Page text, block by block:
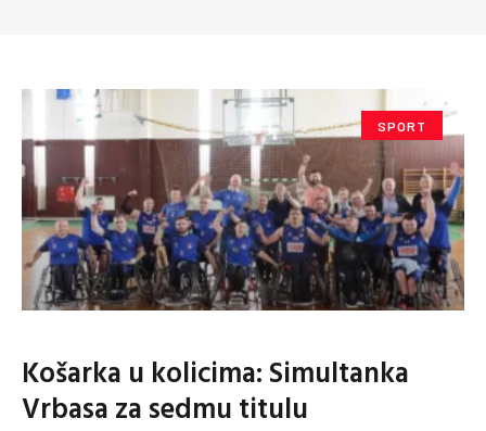
SPORT
Košarka u kolicima: Simultanka
Vrbasa za sedmu titulu